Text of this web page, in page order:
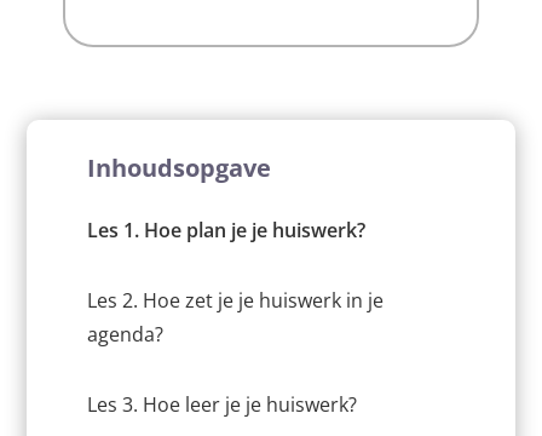
Inhoudsopgave
Les 1. Hoe plan je je huiswerk?
Les 2. Hoe zet je je huiswerk in je
agenda?
Les 3. Hoe leer je je huiswerk?